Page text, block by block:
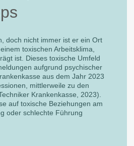
doch nicht immer ist er ein Ort
toxischen Arbeitsklima,
ist. Dieses toxische Umfeld
aufgrund psychischer
aus dem Jahr 2023
mittlerweile zu den
Krankenkasse, 2023).
auf toxische Beziehungen am
oder schlechte Führung